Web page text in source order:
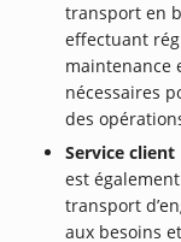
transport en
effectuant
maintenance
nécessaires
des
Service client
est
transport
aux besoins